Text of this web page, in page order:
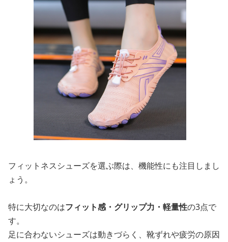
フィットネスシューズを選ぶ際は、機能性にも注目しまし
ょう。
特に大切なのはフィット感・グリップ力・軽量性の3点で
す。
足に合わないシューズは動きづらく、靴ずれや疲労の原因